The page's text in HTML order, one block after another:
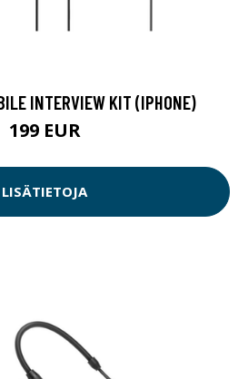
INTERVIEW KIT (IPHONE)
199 EUR
LISÄTIETOJA